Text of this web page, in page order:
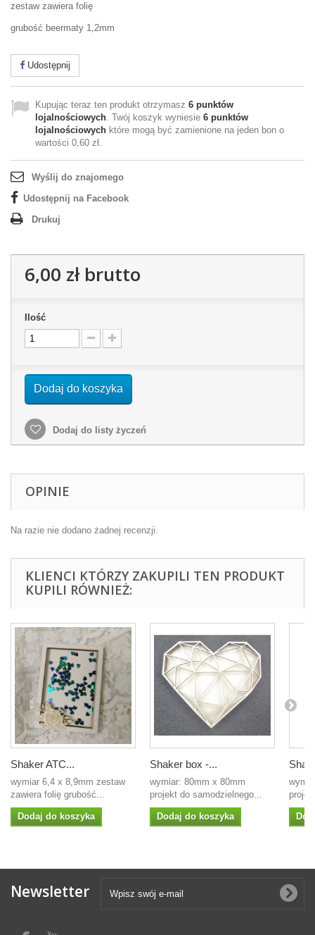
zestaw zawiera folię
grubość beermaty 1,2mm
Udostępnij
Kupując teraz ten produkt otrzymasz 6 punktów
lojalnościowych. Twój koszyk wyniesie 6 punktów
lojalnościowych które mogą być zamienione na jeden bon o
wartości 0,60 zł.
Wyślij do znajomego
Udostępnij na Facebook
Drukuj
6,00 złbrutto
Ilość
Dodaj do koszyka
Dodaj do listy życzeń
OPINIE
Na razie nie dodano żadnej recenzji.
KLIENCI KTÓRZY ZAKUPILI TEN PRODUKT
KUPILI RÓWNIEŻ:
Shaker ATC...
wymiar 6,4 x 8,9mm zestaw
zawiera folię grubość...
Dodaj do koszyka
Shaker box -...
wymiar: 80mm x 80mm
projekt do samodzielnego...
Dodaj do koszyka
Newsletter